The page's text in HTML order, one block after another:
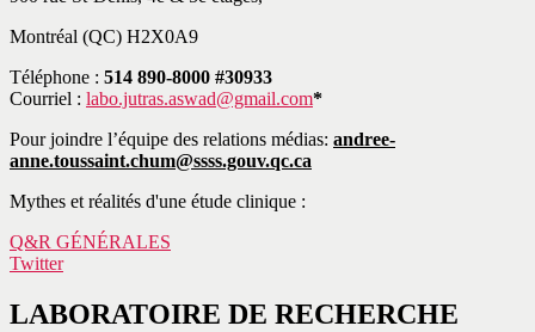
Montréal (QC) H2X0A9
Téléphone : 514 890-8000 #30933
Courriel : labo.jutras.aswad@gmail.com*
Pour joindre l’équipe des relations médias: andree-
anne.toussaint.chum@ssss.gouv.qc.ca
Mythes et réalités d'une étude clinique :
Q&R GÉNÉRALES
Twitter
LABORATOIRE DE RECHERCHE